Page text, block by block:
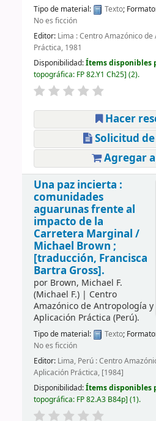
Tipo de material: Texto;
No es ficción
Editor: Lima : Centro Amazónico
Práctica, 1981
Disponibilidad:Ítems disponibles
topográfica: FP 82.Y1 Ch25 (2).
Hacer
Solicitud
Agregar
Una paz incierta :
comunidades
aguarunas frente al
impacto de la
Carretera Marginal /
Michael Brown ;
[traducción, Francisca
Bartra Gross].
por Brown, Michael F.
(Michael F.)| Centro
Amazónico de Antropología y
Aplicación Práctica (Perú).
Tipo de material: Texto;
No es ficción
Editor: Lima, Perú : Centro
Aplicación Práctica, [1984]
Disponibilidad:Ítems disponibles
topográfica: FP 82.A3 B84p (1).